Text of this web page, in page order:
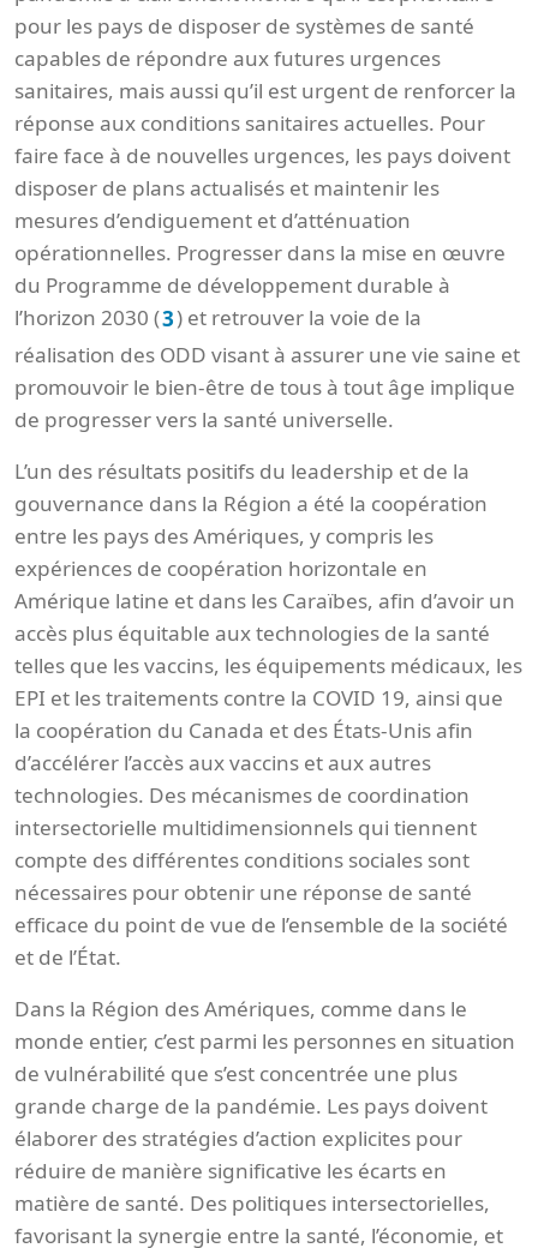
pour les pays de disposer de systèmes de santé
capables de répondre aux futures urgences
sanitaires, mais aussi qu’il est urgent de renforcer la
réponse aux conditions sanitaires actuelles. Pour
faire face à de nouvelles urgences, les pays doivent
disposer de plans actualisés et maintenir les
mesures d’endiguement et d’atténuation
opérationnelles. Progresser dans la mise en œuvre
du Programme de développement durable à
l’horizon 2030 (3) et retrouver la voie de la
réalisation des ODD visant à assurer une vie saine et
promouvoir le bien-être de tous à tout âge implique
de progresser vers la santé universelle.
L’un des résultats positifs du leadership et de la
gouvernance dans la Région a été la coopération
entre les pays des Amériques, y compris les
expériences de coopération horizontale en
Amérique latine et dans les Caraïbes, afin d’avoir un
accès plus équitable aux technologies de la santé
telles que les vaccins, les équipements médicaux, les
EPI et les traitements contre la COVID 19, ainsi que
la coopération du Canada et des États-Unis afin
d’accélérer l’accès aux vaccins et aux autres
technologies. Des mécanismes de coordination
intersectorielle multidimensionnels qui tiennent
compte des différentes conditions sociales sont
nécessaires pour obtenir une réponse de santé
efficace du point de vue de l’ensemble de la société
et de l’État.
Dans la Région des Amériques, comme dans le
monde entier, c’est parmi les personnes en situation
de vulnérabilité que s’est concentrée une plus
grande charge de la pandémie. Les pays doivent
élaborer des stratégies d’action explicites pour
réduire de manière significative les écarts en
matière de santé. Des politiques intersectorielles,
favorisant la synergie entre la santé, l’économie, et